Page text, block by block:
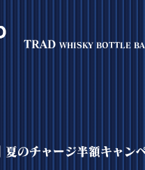
TRAD WHISKY BOTTLE
夏のチャージ半額キャン